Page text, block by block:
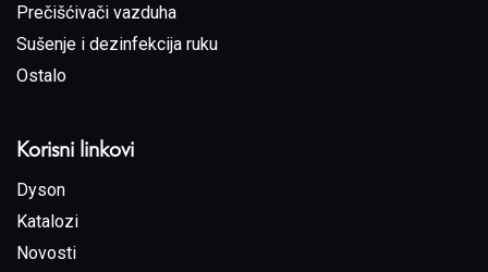
Prečišćivači vazduha
Sušenje i dezinfekcija ruku
Ostalo
Korisni linkovi
Dyson
Katalozi
Novosti